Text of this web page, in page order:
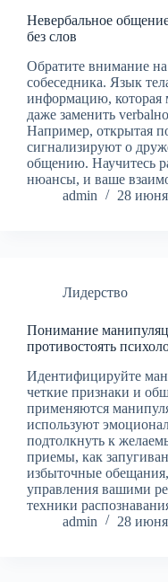
Невербальное
без слов
Обратите внимание
собеседника. Язык
информацию, которая
даже заменить
Например, открытая
сигнализируют о
общению. Научитесь
нюансы, и ваше
admin
28
Лидерство
Понимание
противостоять
Идентифицируйте
четкие признаки и
применяются
используют
подтолкнуть к
приемы, как
избыточные
управления вашими
техники
admin
28